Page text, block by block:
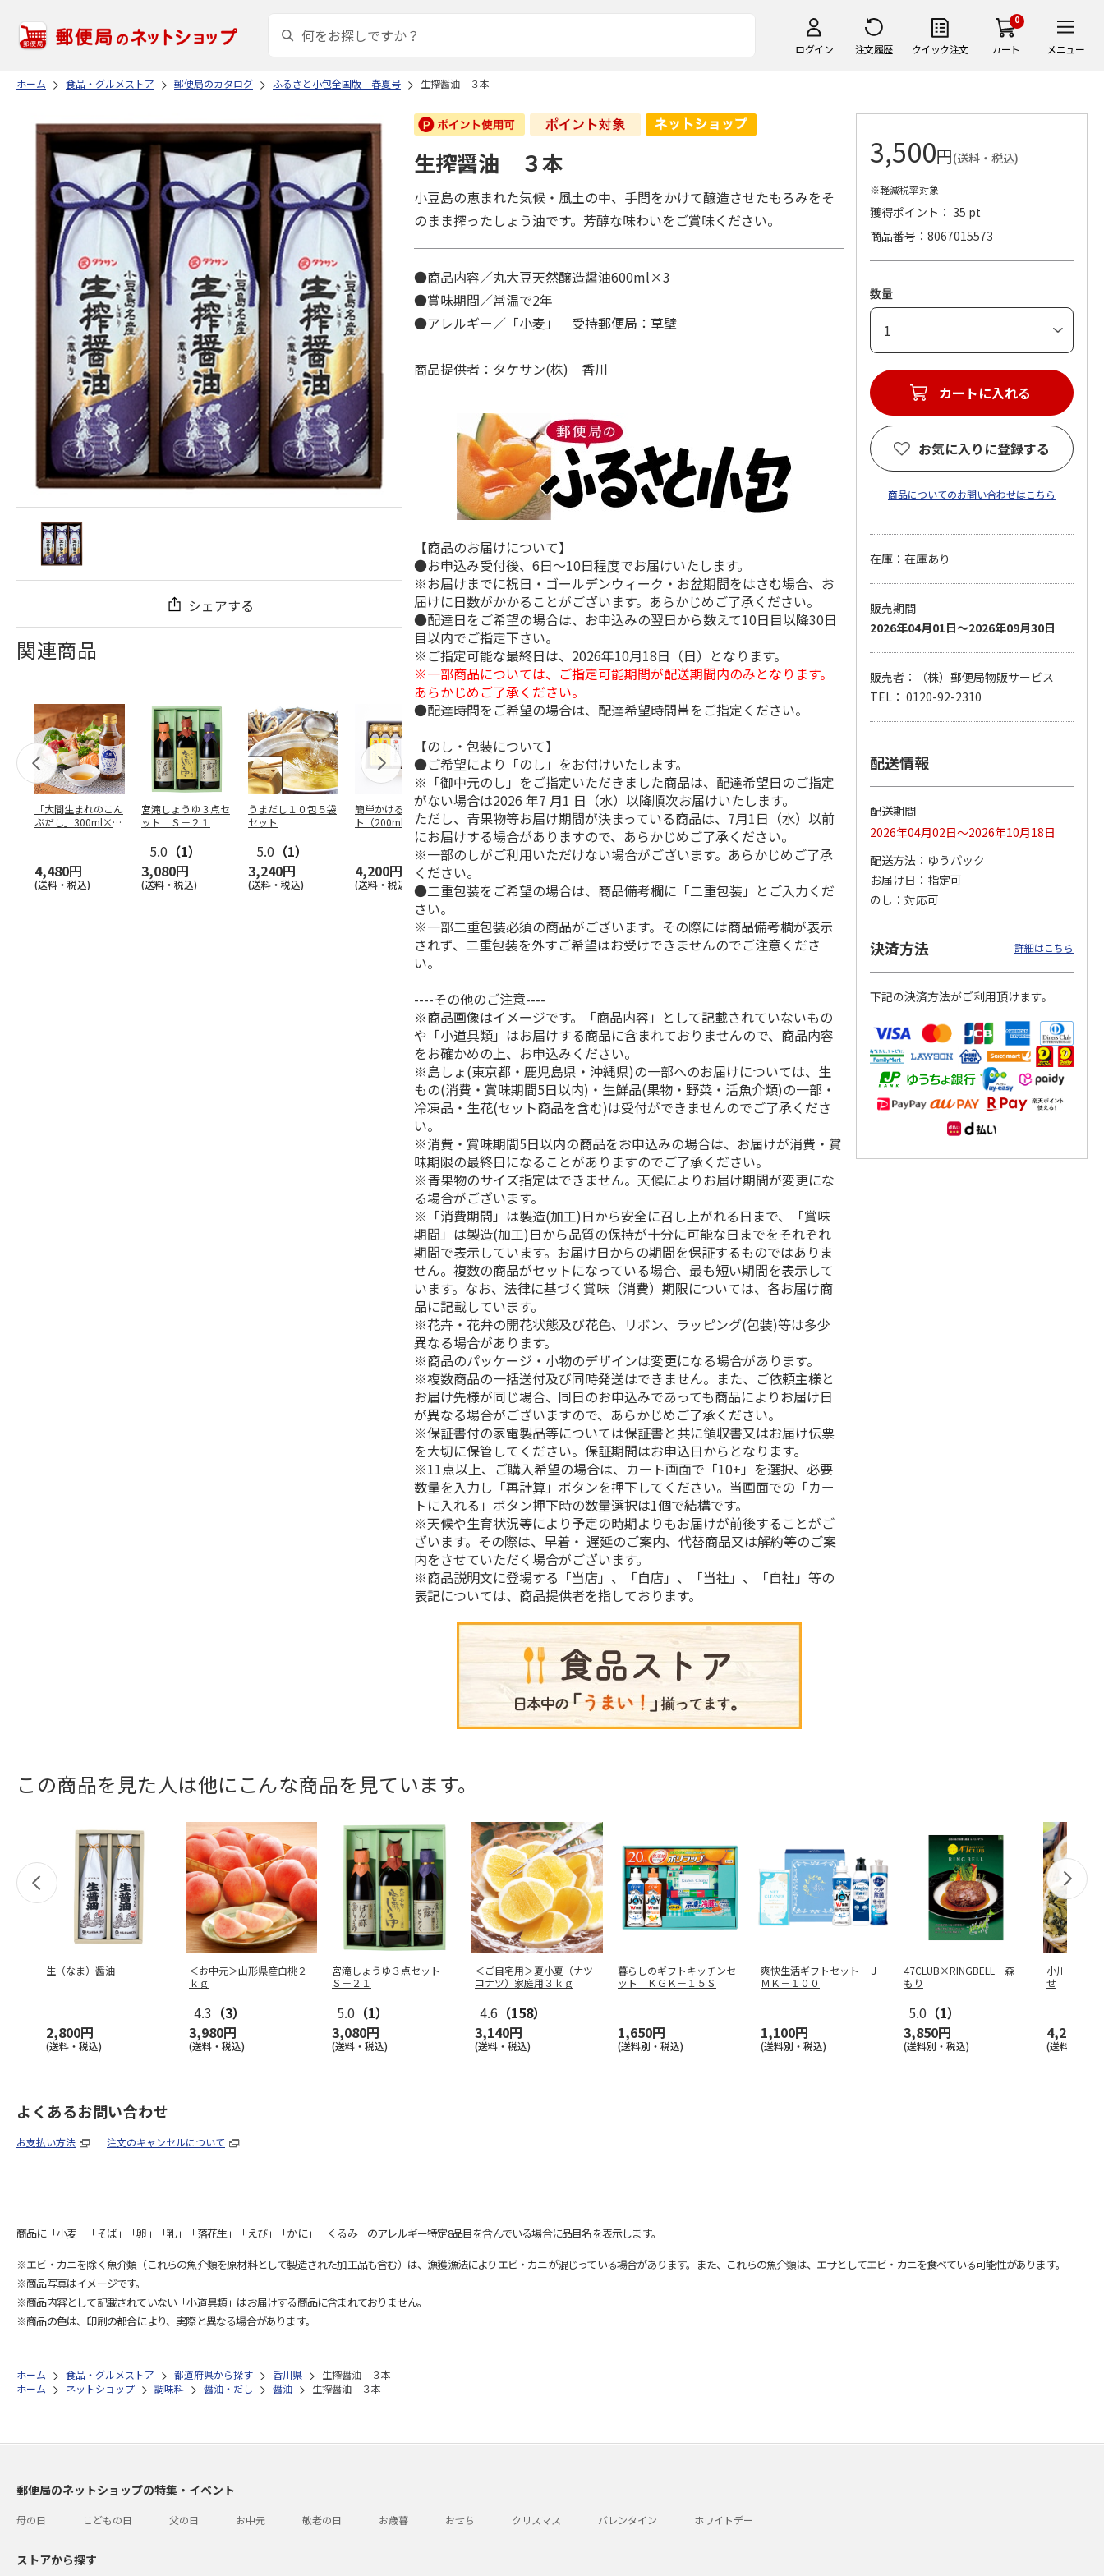
ログイン 注文履歴 クイック注文
0
カート メニュー
ホーム 食品・グルメストア 郵便局のカタログ ふるさと小包全国版 春夏号 生搾醤油 ３本
シェアする
関連商品
「大間生まれのこん
ぶだし」300ml×12
4,480円
(送料・税込)
宮滝しょうゆ３点セ
ット Ｓ－２１
5.0 （1）
3,080円
(送料・税込)
うまだし１０包５袋
セット
5.0 （1）
3,240円
(送料・税込)
簡単かけるだけセッ
ト（200ml×6本入
4,200円
(送料・税込)
＜お中元＞ねこぶだ
し・ねこぶみそ ミ
ックス５本セット
5,090円
(送料・税込)
北海道・日高産 根
昆布だし
(送料・税込)
小豆島醤油詰合せ
(送料・税込)
ぐるめパケット 職
人のだし・ふりかけ
(送料・税込)
お醤油ギフトセット
4,100円
(送料・税込)
生搾醤油 ３本
小豆島の恵まれた気候・風土の中、手間をかけて醸造させたもろみをそ
のまま搾ったしょう油です。芳醇な味わいをご賞味ください。
●商品内容／丸大豆天然醸造醤油600ml×3
●賞味期間／常温で2年
●アレルギー／「小麦」 受持郵便局：草壁
商品提供者：タケサン(株) 香川
【商品のお届けについて】
●お申込み受付後、6日～10日程度でお届けいたします。
※お届けまでに祝日・ゴールデンウィーク・お盆期間をはさむ場合、お
届けに日数がかかることがございます。あらかじめご了承ください。
●配達日をご希望の場合は、お申込みの翌日から数えて10日目以降30日
目以内でご指定下さい。
※ご指定可能な最終日は、2026年10月18日（日）となります。
※一部商品については、ご指定可能期間が配送期間内のみとなります。
あらかじめご了承ください。
●配達時間をご希望の場合は、配達希望時間帯をご指定ください。
【のし・包装について】
●ご希望により「のし」をお付けいたします。
※「御中元のし」をご指定いただきました商品は、配達希望日のご指定
がない場合は2026 年7 月1 日（水）以降順次お届けいたします。
ただし、青果物等お届け期間が決まっている商品は、7月1日（水）以前
にお届けする場合がありますので、あらかじめご了承ください。
※一部のしがご利用いただけない場合がございます。あらかじめご了承
ください。
●二重包装をご希望の場合は、商品備考欄に「二重包装」とご入力くだ
さい。
※一部二重包装必須の商品がございます。その際には商品備考欄が表示
されず、二重包装を外すご希望はお受けできませんのでご注意くださ
い。
----その他のご注意----
※商品画像はイメージです。「商品内容」として記載されていないもの
や「小道具類」はお届けする商品に含まれておりませんので、商品内容
をお確かめの上、お申込みください。
※島しょ(東京都・鹿児島県・沖縄県)の一部へのお届けについては、生
もの(消費・賞味期間5日以内)・生鮮品(果物・野菜・活魚介類)の一部・
冷凍品・生花(セット商品を含む)は受付ができませんのでご了承くださ
い。
※消費・賞味期間5日以内の商品をお申込みの場合は、お届けが消費・賞
味期限の最終日になることがありますのでご了承ください。
※青果物のサイズ指定はできません。天候によりお届け期間が変更にな
る場合がございます。
※「消費期間」は製造(加工)日から安全に召し上がれる日まで、「賞味
期間」は製造(加工)日から品質の保持が十分に可能な日までをそれぞれ
期間で表示しています。お届け日からの期間を保証するものではありま
せん。複数の商品がセットになっている場合、最も短い期間を表示して
います。なお、法律に基づく賞味（消費）期限については、各お届け商
品に記載しています。
※花卉・花弁の開花状態及び花色、リボン、ラッピング(包装)等は多少
異なる場合があります。
※商品のパッケージ・小物のデザインは変更になる場合があります。
※複数商品の一括送付及び同時発送はできません。また、ご依頼主様と
お届け先様が同じ場合、同日のお申込みであっても商品によりお届け日
が異なる場合がございますので、あらかじめご了承ください。
※保証書付の家電製品等については保証書と共に領収書又はお届け伝票
を大切に保管してください。保証期間はお申込日からとなります。
※11点以上、ご購入希望の場合は、カート画面で「10+」を選択、必要
数量を入力し「再計算」ボタンを押下してください。当画面での「カー
トに入れる」ボタン押下時の数量選択は1個で結構です。
※天候や生育状況等により予定の時期よりもお届けが前後することがご
ざいます。その際は、早着・ 遅延のご案内、代替商品又は解約等のご案
内をさせていただく場合がございます。
※商品説明文に登場する「当店」、「自店」、「当社」、「自社」等の
表記については、商品提供者を指しております。
3,500円(送料・税込)
※軽減税率対象
獲得ポイント： 35 pt
商品番号
8067015573
数量
カートに入れる
お気に入りに登録する
商品についてのお問い合わせはこちら
在庫：在庫あり
販売期間
2026年04月01日～2026年09月30日
販売者：（株）郵便局物販サービス
TEL： 0120-92-2310
配送情報
配送期間
2026年04月02日～2026年10月18日
配送方法
ゆうパック
お届け日
指定可
のし
対応可
決済方法 詳細はこちら
下記の決済方法がご利用頂けます。
この商品を見た人は他にこんな商品を見ています。
生（なま）醤油
2,800円
(送料・税込)
＜お中元＞山形県産白桃２
ｋｇ
4.3 （3）
3,980円
(送料・税込)
宮滝しょうゆ３点セット
Ｓ－２１
5.0 （1）
3,080円
(送料・税込)
＜ご自宅用＞夏小夏（ナツ
コナツ）家庭用３ｋｇ
4.6 （158）
3,140円
(送料・税込)
暮らしのギフトキッチンセ
ット ＫＧＫ－１５Ｓ
1,650円
(送料別・税込)
爽快生活ギフトセット Ｊ
ＭＫ－１００
1,100円
(送料別・税込)
47CLUB×RINGBELL 森
もり
5.0 （1）
3,850円
(送料別・税込)
小川の庄
せ
4,290円
(送料・税込)
よくあるお問い合わせ
お支払い方法 注文のキャンセルについて
商品に「小麦」「そば」「卵」「乳」「落花生」「えび」「かに」「くるみ」のアレルギー特定8品目を含んでいる場合に品目名を表示します。
※エビ・カニを除く魚介類（これらの魚介類を原材料として製造された加工品も含む）は、漁獲漁法によりエビ・カニが混じっている場合があります。また、これらの魚介類は、エサとしてエビ・カニを食べている可能性があります。
※商品写真はイメージです。
※商品内容として記載されていない「小道具類」はお届けする商品に含まれておりません。
※商品の色は、印刷の都合により、実際と異なる場合があります。
ホーム 食品・グルメストア 都道府県から探す 香川県
生搾醤油 ３本
ホーム
ネットショップ 調味料 醤油・だし 醤油 生搾醤油 ３本
郵便局のネットショップの特集・イベント
母の日 こどもの日 父の日 お中元 敬老の日 お歳暮 おせち クリスマス バレンタイン ホワイトデー
ストアから探す